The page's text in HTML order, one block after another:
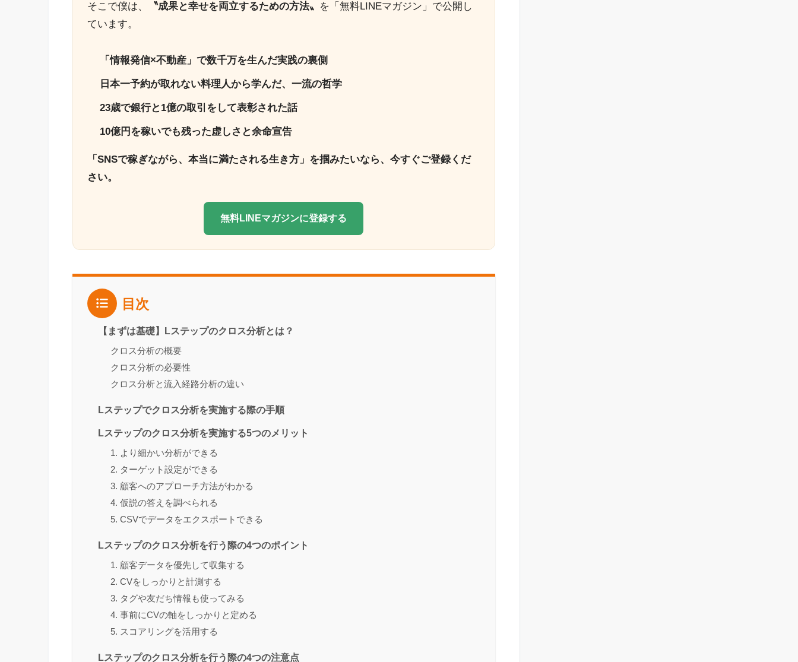
そこで僕は、 〝成果と幸せを両立するための方法〟 を「無料LINEマガジン」で公開し
ています。
「情報発信×不動産」で数千万を生んだ実践の裏側
日本一予約が取れない料理人から学んだ、一流の哲学
23歳で銀行と1億の取引をして表彰された話
10億円を稼いでも残った虚しさと余命宣告
「SNSで稼ぎながら、本当に満たされる生き方」を掴みたいなら、今すぐご登録くだ
さい。
無料LINEマガジンに登録する
目次
【まずは基礎】Lステップのクロス分析とは？
クロス分析の概要
クロス分析の必要性
クロス分析と流入経路分析の違い
Lステップでクロス分析を実施する際の手順
Lステップのクロス分析を実施する5つのメリット
1. より細かい分析ができる
2. ターゲット設定ができる
3. 顧客へのアプローチ方法がわかる
4. 仮説の答えを調べられる
5. CSVでデータをエクスポートできる
Lステップのクロス分析を行う際の4つのポイント
1. 顧客データを優先して収集する
2. CVをしっかりと計測する
3. タグや友だち情報も使ってみる
4. 事前にCVの軸をしっかりと定める
5. スコアリングを活用する
Lステップのクロス分析を行う際の4つの注意点